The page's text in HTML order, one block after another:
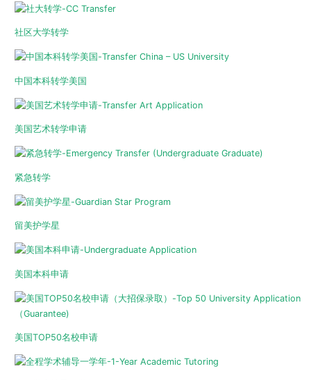
社区大学转学
中国本科转学美国
美国艺术转学申请
紧急转学
留美护学星
美国本科申请
美国TOP50名校申请